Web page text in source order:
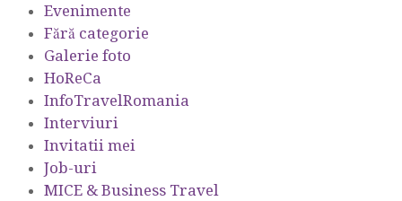
Evenimente
Fără categorie
Galerie foto
HoReCa
InfoTravelRomania
Interviuri
Invitatii mei
Job-uri
MICE & Business Travel